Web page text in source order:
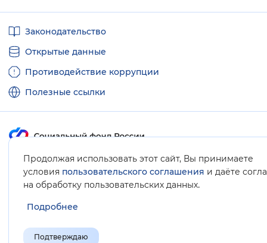
Продолжая использовать этот сайт, Вы принимаете
условия пользовательского соглашения и даёте
на обработку пользовательских данных.
Подробнее
Подтверждаю
ссылкиЗаконодательство
Открытые данные
Противодействие коррупции
Полезные ссылки
Карта сайта